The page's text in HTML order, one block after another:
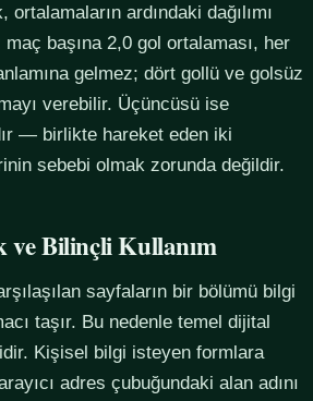
ardındaki dağılımı
başına 2,0 gol ortalaması, her
gelmez; dört gollü ve golsüz
verebilir. Üçüncüsü ise
— birlikte hareket eden iki
sebebi olmak zorunda değildir.
Bilinçli Kullanım
sayfaların bir bölümü bilgi
taşır. Bu nedenle temel dijital
Kişisel bilgi isteyen formlara
adres çubuğundaki alan adını